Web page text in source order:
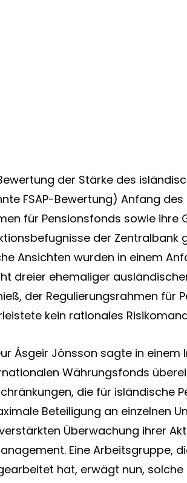
der Stärke des
FSAP-Bewertung) Anfang
für Pensionsfonds sowie ihre
der Zentralbank
Ansichten wurden in einem
dreier ehemaliger
der Regulierungsrahmen für
kein rationales
Ásgeir Jónsson sagte in einem
Währungsfonds
die für isländische
Beteiligung an einzelnen
Überwachung ihrer
Eine Arbeitsgruppe,
hat, erwägt nun,